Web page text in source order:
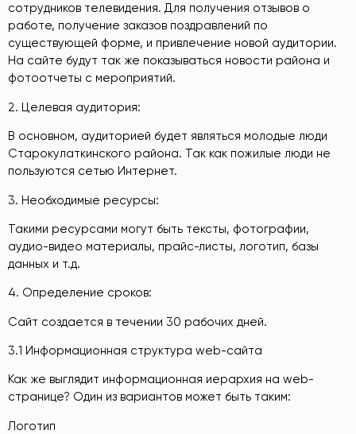
сотрудников телевидения. Для получения отзывов о
работе, получение заказов поздравлений по
существующей форме, и привлечение новой аудитории.
На сайте будут так же показываться новости района и
фотоотчеты с мероприятий.
2. Целевая аудитория:
В основном, аудиторией будет являться молодые люди
Старокулаткинского района. Так как пожилые люди не
пользуются сетью Интернет.
3. Необходимые ресурсы:
Такими ресурсами могут быть тексты, фотографии,
аудио-видео материалы, прайс-листы, логотип, базы
данных и т.д.
4. Определение сроков:
Сайт создается в течении 30 рабочих дней.
3.1 Информационная структура web-сайта
Как же выглядит информационная иерархия на web-
странице? Один из вариантов может быть таким:
Логотип